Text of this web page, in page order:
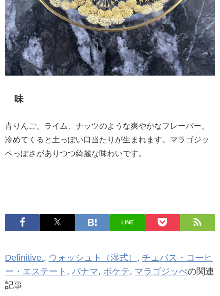
味
青りんご、ライム、ナッツのような爽やかなフレーバー、
冷めてくると土っぽい口当たりが生まれます。マラゴジッ
ペっぽさがありつつ綺麗な味わいです。
LINE
Definitive. ウォッシュト（湿式）
チェバス・コーヒ
ー・エステート
パナマ ボケテ マラゴジッぺの関連
記事